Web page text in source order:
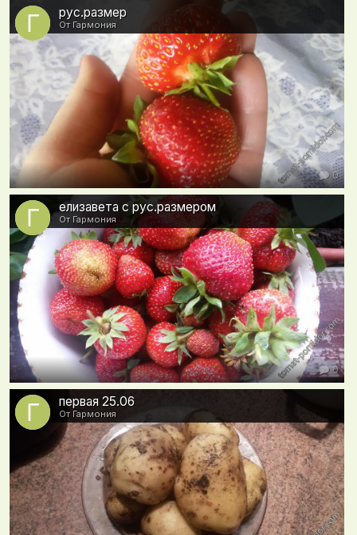
рус.размер
От Гармония
0
елизавета с рус.размером
От Гармония
0
первая 25.06
От Гармония